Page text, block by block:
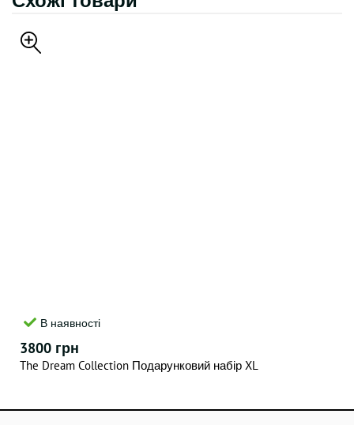
В наявності
3800 грн
The Dream Collection Подарунковий набір XL
НОВИНКА